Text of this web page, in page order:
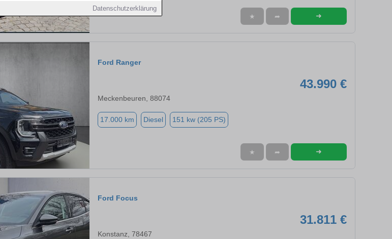
Datenschutzerklärung
★ ➦ ➜
Ford Ranger
43.990 €
Meckenbeuren, 88074
17.000 km Diesel 151 kw (205 PS)
★ ➦ ➜
Ford Focus
31.811 €
Konstanz, 78467